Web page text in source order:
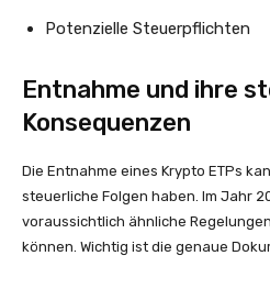
Potenzielle Steuerpflichten
Entnahme und ihre
Konsequenzen
Die Entnahme eines Krypto ETPs
steuerliche Folgen haben. Im Jahr
voraussichtlich ähnliche
können. Wichtig ist die genaue